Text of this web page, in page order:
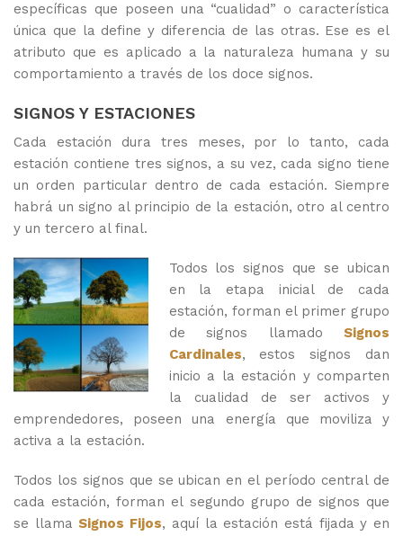
específicas que poseen una “cualidad” o característica
única que la define y diferencia de las otras. Ese es el
atributo que es aplicado a la naturaleza humana y su
comportamiento a través de los doce signos.
SIGNOS Y ESTACIONES
Cada estación dura tres meses, por lo tanto, cada
estación contiene tres signos, a su vez, cada signo tiene
un orden particular dentro de cada estación. Siempre
habrá un signo al principio de la estación, otro al centro
y un tercero al final.
Todos los signos que se ubican
en la etapa inicial de cada
estación, forman el primer grupo
de signos llamado Signos
Cardinales, estos signos dan
inicio a la estación y comparten
la cualidad de ser activos y
emprendedores, poseen una energía que moviliza y
activa a la estación.
Todos los signos que se ubican en el período central de
cada estación, forman el segundo grupo de signos que
se llamaSignos Fijos, aquí la estación está fijada y en